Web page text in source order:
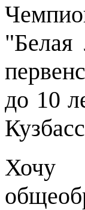
до 10
Хочу